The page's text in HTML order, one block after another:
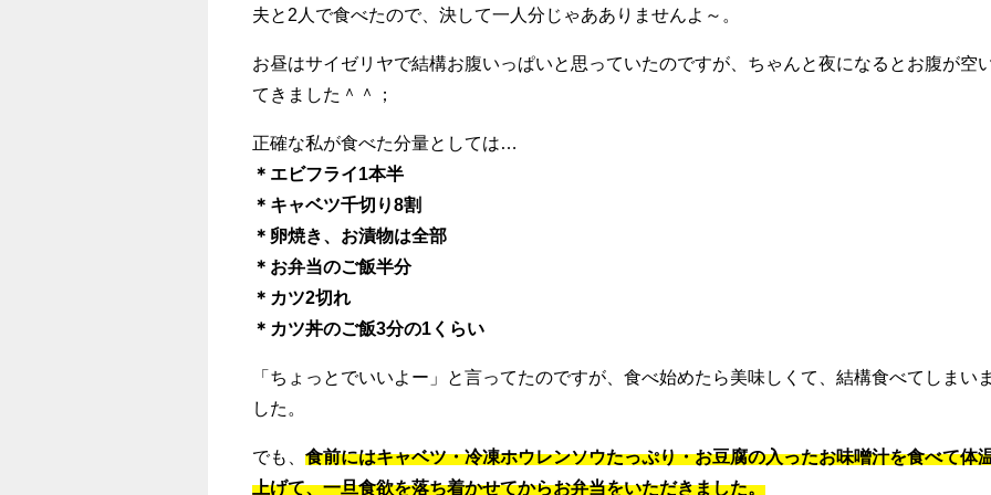
夫と2人で食べたので、決して一人分じゃあありませんよ～。
お昼はサイゼリヤで結構お腹いっぱいと思っていたのですが、ちゃんと夜になるとお腹が空
てきました＾＾；
正確な私が食べた分量としては…
＊エビフライ1本半
＊キャベツ千切り8割
＊卵焼き、お漬物は全部
＊お弁当のご飯半分
＊カツ2切れ
＊カツ丼のご飯3分の1くらい
「ちょっとでいいよー」と言ってたのですが、食べ始めたら美味しくて、結構食べてしまいま
した。
でも、食前にはキャベツ・冷凍ホウレンソウたっぷり・お豆腐の入ったお味噌汁を食べて体
上げて、一旦食欲を落ち着かせてからお弁当をいただきました。